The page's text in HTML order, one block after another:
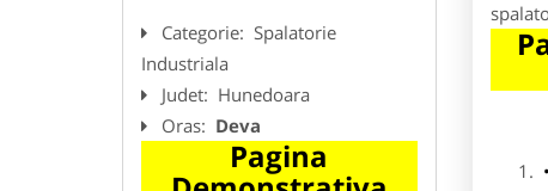
Categorie: Spalatorie
Industriala
Judet: Hunedoara
Oras: Deva
Pagina